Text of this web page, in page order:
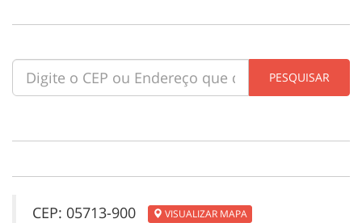
CEP: 05713-900 VISUALIZAR MAPA